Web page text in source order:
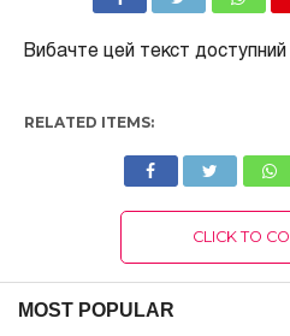
Вибачте цей текст доступний
RELATED ITEMS:
CLICK TO
MOST POPULAR